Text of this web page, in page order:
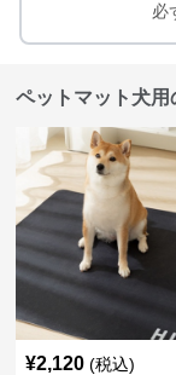
必
ペットマット犬用
¥2,120 (税込)